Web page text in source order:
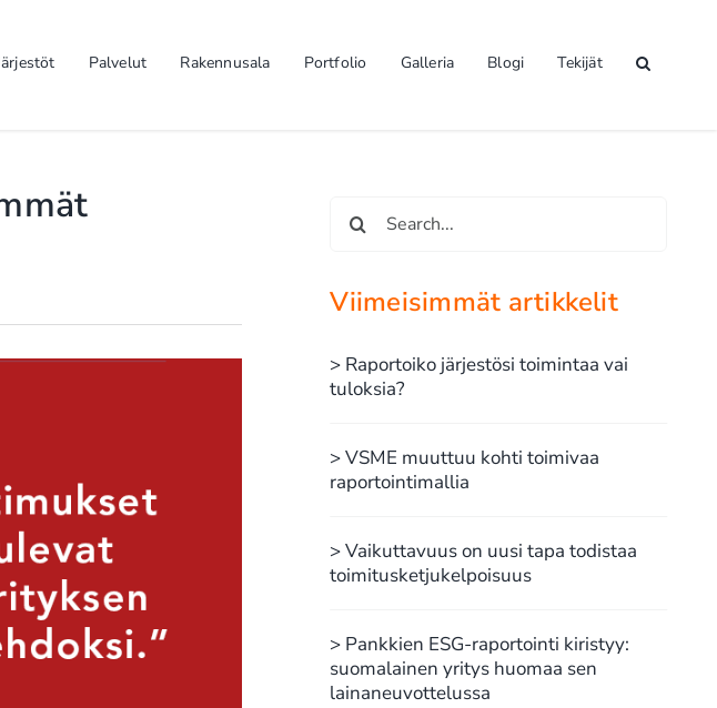
Palvelut Rakennusala Portfolio Galleria Blogi Tekijät
Etsi
Viimeisimmät artikkelit
> Raportoiko järjestösi toimintaa vai
tuloksia?
> VSME muuttuu kohti toimivaa
raportointimallia
> Vaikuttavuus on uusi tapa todistaa
toimitusketjukelpoisuus
> Pankkien ESG-raportointi kiristyy:
suomalainen yritys huomaa sen
lainaneuvottelussa